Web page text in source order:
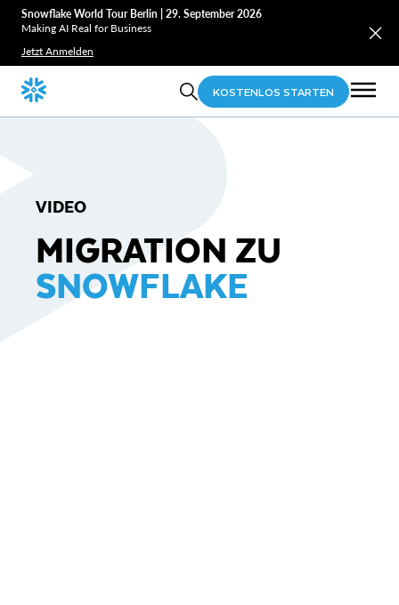
Snowflake World Tour Berlin | 29. September 2026
Making AI Real for Business
Jetzt Anmelden
KOSTENLOS STARTEN
VIDEO
MIGRATION ZU
SNOWFLAKE